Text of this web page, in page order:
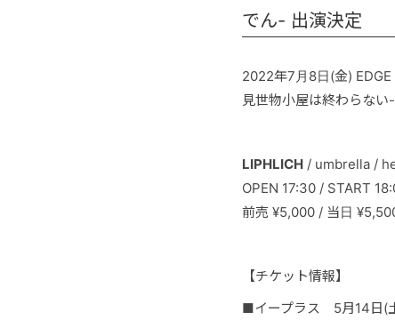
でん- 出演決定
2022年7月8日(金)
見世物小屋は終わらな
LIPHLICH / umbrella /
OPEN 17:30 / START
前売 ¥5,000 / 当日
【チケット情報】
■イープラス 5月14日(